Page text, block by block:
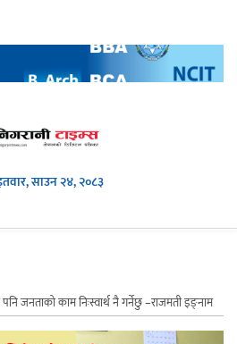
साउन २४, २०८३
जनताको काम निःस्वार्थ नै गर्नेछु –राजमती इङ्नाम